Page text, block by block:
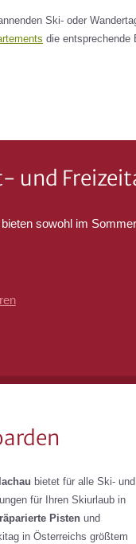
Ski- oder
die entsprechende
und
sowohl im
bietet für alle Ski- und
für Ihren Skiurlaub in
Pisten und
in Österreichs größtem